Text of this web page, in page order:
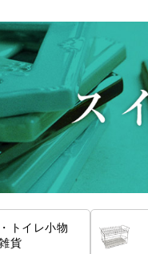
トイレ小物
貨